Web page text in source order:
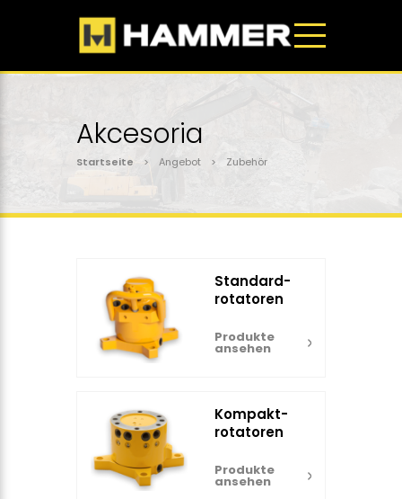
Akcesoria
Startseite > Angebot > Zubehör
Standard-
rotatoren
Produkte
ansehen
Kompakt-
rotatoren
Produkte
ansehen